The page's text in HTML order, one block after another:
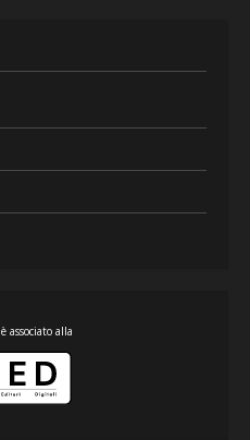
associato alla